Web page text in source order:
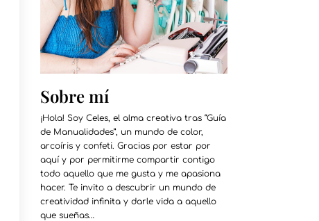
Sobre mí
¡Hola! Soy Celes, el alma creativa tras “Guía
de Manualidades”, un mundo de color,
arcoíris y confeti. Gracias por estar por
aquí y por permitirme compartir contigo
todo aquello que me gusta y me apasiona
hacer. Te invito a descubrir un mundo de
creatividad infinita y darle vida a aquello
que sueñas…